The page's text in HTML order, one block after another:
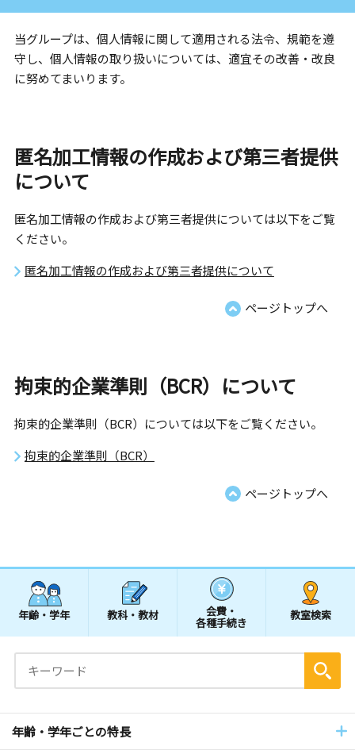
当グループは、個人情報に関して適用される法令、規範を遵
守し、個人情報の取り扱いについては、適宜その改善・改良
に努めてまいります。
匿名加工情報の作成および第三者提供
について
匿名加工情報の作成および第三者提供については以下をご覧
ください。
匿名加工情報の作成および第三者提供について
ページトップへ
拘束的企業準則（BCR）について
拘束的企業準則（BCR）については以下をご覧ください。
拘束的企業準則（BCR）
ページトップへ
年齢・学年 教科・教材 会費・
各種手続き
教室検索
年齢・学年ごとの特長